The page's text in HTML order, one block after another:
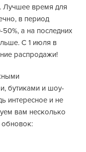
Лучшее время для
в период
а на последних
С 1 июля в
распродажи!
бутиками и шоу-
интересное и не
вам несколько
обновок: